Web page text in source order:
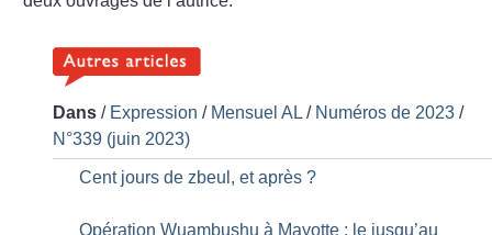
Dans / Expression / Mensuel AL / Numéros de 2023 /
N°339 (juin 2023)
Cent jours de zbeul, et après ?
Opération Wuambushu à Mayotte : le jusqu’au